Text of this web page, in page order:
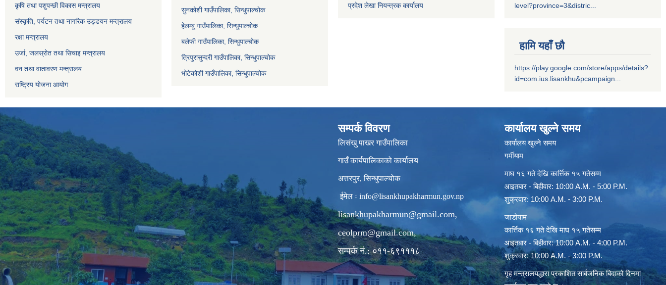
कृषि तथा पशुपन्छी विकास मन्त्रालय
संस्कृति, पर्यटन तथा नागरिक उड्डयन मन्त्रालय
रक्षा मन्त्रालय
उर्जा, जलस्रोत तथा सिचाइ मन्त्रालय
वन तथा वातावरण मन्त्रालय
राष्ट्रिय योजना आयोग
सुनकोशी गाउँपालिका, सिन्धुपाल्चोक
हेलम्बु गाउँपालिका, सिन्धुपाल्चोक
बलेफी गाउँपालिका, सिन्धुपाल्चोक
त्रिपुरासुन्दरी गाउँपालिका, सिन्धुपाल्चोक
भोटेकोशी गाउँपालिका, सिन्धुपाल्चोक
प्रदेश लेखा नियन्त्रक कार्यालय
level?province=3&distric...
हामि यहाँ छौ
https://play.google.com/store/apps/details?
id=com.ius.lisankhu&pcampaign...
सम्पर्क विवरण
लिसंखु पाखर गाउँपालिका
गाउँ कार्यपालिकाको कार्यालय
अत्तरपुर, सिन्धुपाल्चोक
ईमेल ः info@lisankhupakharmun.gov.np
lisankhupakharmun@gmail.com,
ceolprm@gmail.com,
सम्पर्क नं.: ०११-६९१११८
कार्यालय खुल्ने समय
कार्यालय खुल्ने समय
गर्मीयाम
माघ १६ गते देखि कार्त्तिक १५ गतेसम्म
आइतबार - बिहीवार: 10:00 A.M. - 5:00 P.M.
शुक्रवार: 10:00 A.M. - 3:00 P.M.
जाडोयाम
कार्त्तिक १६ गते देखि माघ १५ गतेसम्म
आइतबार - बिहीवार: 10:00 A.M. - 4:00 P.M.
शुक्रवार: 10:00 A.M. - 3:00 P.M.
गृह मन्त्रालयद्धारा प्रकाशित सार्बजनिक बिदाको दिनमा